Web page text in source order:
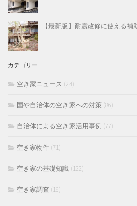
【最新版】耐震改修に使える補
カテゴリー
空き家ニュース (24)
国や自治体の空き家への対策 (86)
自治体による空き家活用事例 (77)
空き家物件 (71)
空き家の基礎知識 (122)
空き家調査 (16)